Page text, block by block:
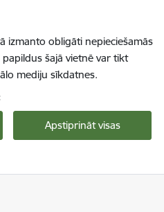
izmanto obligāti nepieciešamās
šajā vietnē var tikt
mediju sīkdatnes.
Apstiprināt visas